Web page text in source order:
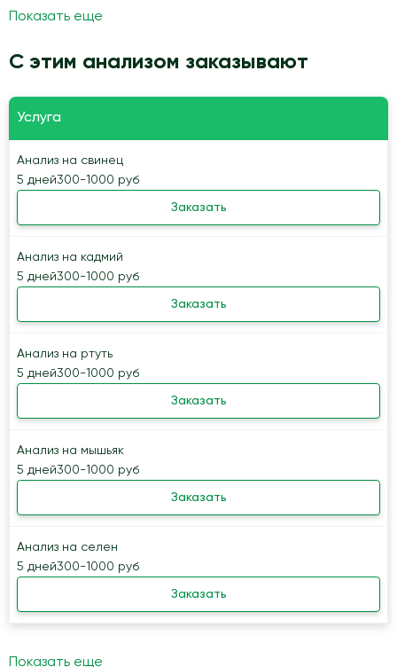
Показать еще
С этим анализом заказывают
Услуга
Анализ на свинец
5 дней300-1000 руб
Заказать
Анализ на кадмий
5 дней300-1000 руб
Заказать
Анализ на ртуть
5 дней300-1000 руб
Заказать
Анализ на мышьяк
5 дней300-1000 руб
Заказать
Анализ на селен
5 дней300-1000 руб
Заказать
Показать еще